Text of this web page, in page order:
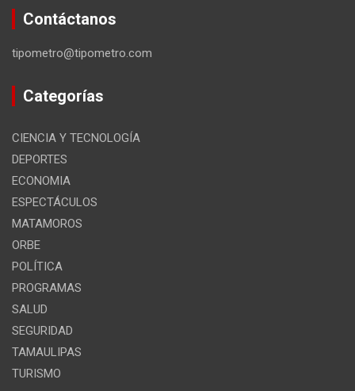
Contáctanos
tipometro@tipometro.com
Categorías
CIENCIA Y TECNOLOGÍA
DEPORTES
ECONOMIA
ESPECTÁCULOS
MATAMOROS
ORBE
POLÍTICA
PROGRAMAS
SALUD
SEGURIDAD
TAMAULIPAS
TURISMO